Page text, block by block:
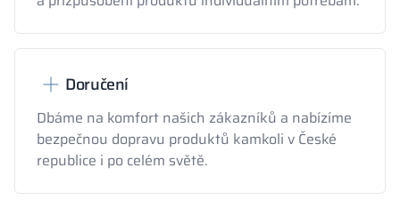
Doručení
Dbáme na komfort našich zákazníků a nabízíme
bezpečnou dopravu produktů kamkoli v České
republice i po celém světě.